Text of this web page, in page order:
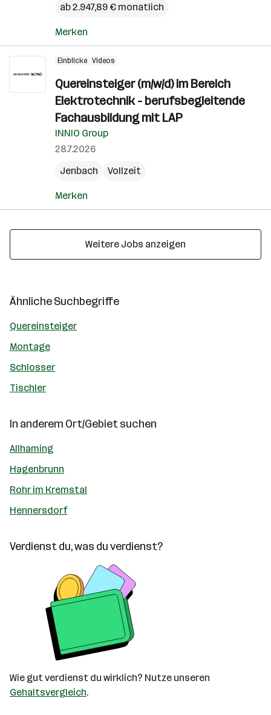
ab 2.947,89 € monatlich
Merken
Einblicke Videos
Quereinsteiger (m/w/d) im Bereich
Elektrotechnik - berufsbegleitende
Fachausbildung mit LAP
INNIO Group
28.7.2026
Jenbach
Vollzeit
Merken
Weitere Jobs anzeigen
Ähnliche Suchbegriffe
Quereinsteiger
Montage
Schlosser
Tischler
In anderem Ort/Gebiet suchen
Allhaming
Hagenbrunn
Rohr im Kremstal
Hennersdorf
Verdienst du, was du verdienst?
Wie gut verdienst du wirklich? Nutze unseren
Gehaltsvergleich.